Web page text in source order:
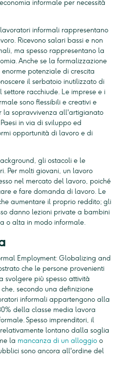
informale per necessità
informali rappresentano
Ricevono salari bassi e non
ma spesso rappresentano la
Anche se la formalizzazione
potenziale di crescita
il serbatoio inutilizzato di
racchiude. Le imprese e i
sono flessibili e creativi e
la sopravvivenza all'artigianato
in via di sviluppo ed
opportunità di lavoro e di
gli ostacoli e le
Per molti giovani, un lavoro
nel mercato del lavoro, poiché
e fare domanda di lavoro. Le
aumentare il proprio reddito; gli
danno lezioni private a bambini
o alta in modo informale.
Employment: Globalizing and
che le persone provenienti
svolgere più spesso attività
secondo una definizione
informali appartengono alla
della classe media lavora
Spesso imprenditori, il
lontano dalla soglia
la mancanza di un alloggio o
sono ancora all'ordine del